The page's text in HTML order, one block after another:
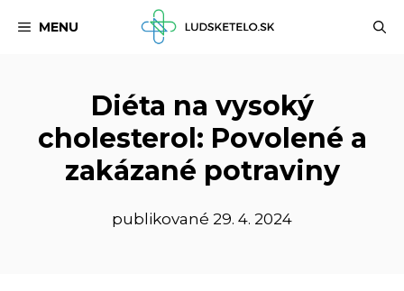
MENU
Diéta na vysoký
cholesterol: Povolené a
zakázané potraviny
publikované 29. 4. 2024